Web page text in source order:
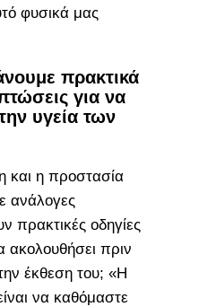
φυσικά μας
πρακτικά
για να
υγεία των
και η προστασία
ανάλογες
πρακτικές οδηγίες
ακολουθήσει πριν
έκθεση του; «Η
να καθόμαστε